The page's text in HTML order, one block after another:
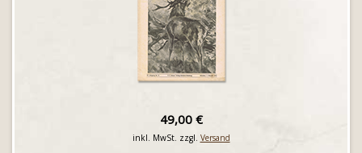
49,00 €
inkl. MwSt. zzgl. Versand